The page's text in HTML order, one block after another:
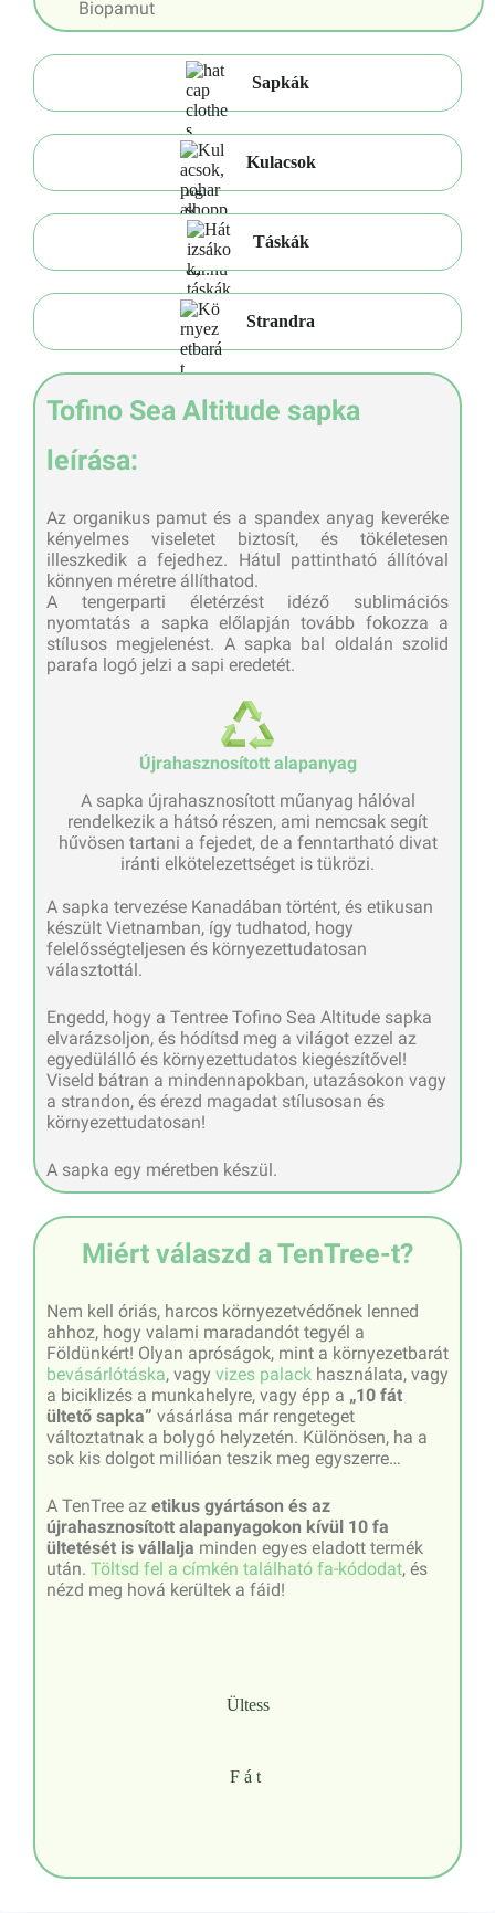
Biopamut
Sapkák
Kulacsok
Táskák
Strandra
Tofino Sea Altitude sapka
leírása:
Az organikus pamut és a spandex anyag keveréke
kényelmes viseletet biztosít, és tökéletesen
illeszkedik a fejedhez. Hátul pattintható állítóval
könnyen méretre állíthatod.
A tengerparti életérzést idéző sublimációs
nyomtatás a sapka előlapján tovább fokozza a
stílusos megjelenést. A sapka bal oldalán szolid
parafa logó jelzi a sapi eredetét.
Újrahasznosított alapanyag
A sapka újrahasznosított műanyag hálóval
rendelkezik a hátsó részen, ami nemcsak segít
hűvösen tartani a fejedet, de a fenntartható divat
iránti elkötelezettséget is tükrözi.
A sapka tervezése Kanadában történt, és etikusan
készült Vietnamban, így tudhatod, hogy
felelősségteljesen és környezettudatosan
választottál.
Engedd, hogy a Tentree Tofino Sea Altitude sapka
elvarázsoljon, és hódítsd meg a világot ezzel az
egyedülálló és környezettudatos kiegészítővel!
Viseld bátran a mindennapokban, utazásokon vagy
a strandon, és érezd magadat stílusosan és
környezettudatosan!
A sapka egy méretben készül.
Miért válaszd a TenTree-t?
Nem kell óriás, harcos környezetvédőnek lenned
ahhoz, hogy valami maradandót tegyél a
Földünkért! Olyan apróságok, mint a környezetbarát
bevásárlótáska, vagy vizes palack használata, vagy
a biciklizés a munkahelyre, vagy épp a „10 fát
ültető sapka” vásárlása már rengeteget
változtatnak a bolygó helyzetén. Különösen, ha a
sok kis dolgot millióan teszik meg egyszerre…
A TenTree az etikus gyártáson és az
újrahasznosított alapanyagokon kívül 10 fa
ültetését is vállalja minden egyes eladott termék
után. Töltsd fel a címkén található fa-kódodat, és
nézd meg hová kerültek a fáid!
Ültess
Fát